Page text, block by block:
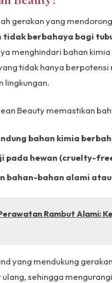
gerakan yang
tidak berbahaya bagi
menghindari bahan
tidak hanya
lingkungan.
Beauty memastikan
bahan kimia
pada hewan (cruelty-
bahan-bahan alami
Rambut Alami:
yang mendukung
sehingga